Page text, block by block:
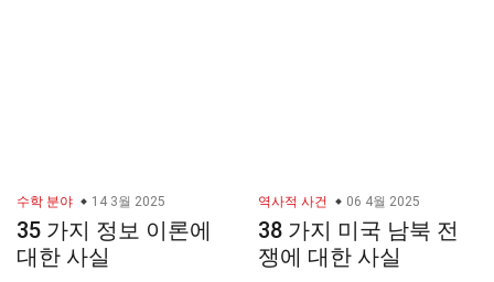
수학 분야 14 3월 2025
35 가지 정보 이론에
대한 사실
역사적 사건 06 4월 2025
38 가지 미국 남북 전
쟁에 대한 사실